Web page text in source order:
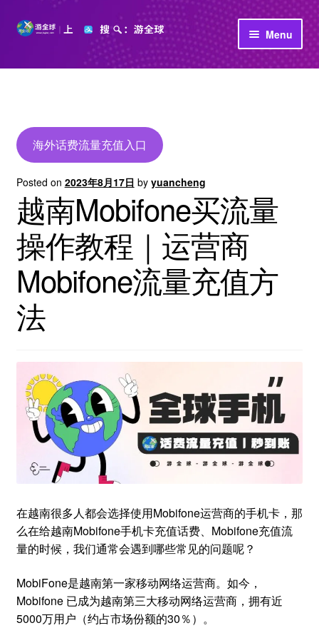
Skip
Skip
Menu
首页
公司介绍
海外话费流量充值入口
Posted on 2023年8月17日 by yuancheng
越南Mobifone买流量
操作教程｜运营商
Mobifone流量充值方
法
在越南很多人都会选择使用Mobifone运营商的手机卡，那
么在给越南Mobifone手机卡充值话费、Mobifone充值流
量的时候，我们通常会遇到哪些常见的问题呢？
MobiFone是越南第一家移动网络运营商。如今，
Mobifone 已成为越南第三大移动网络运营商，拥有近
5000万用户（约占市场份额的30％）。